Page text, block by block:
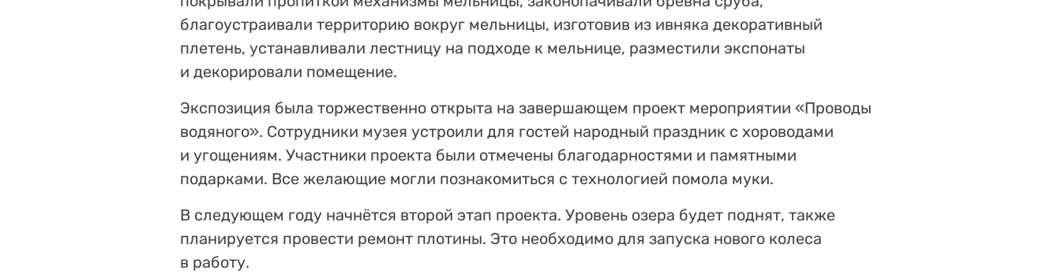
благоустраивали территорию вокруг мельницы, изготовив из ивняка декоративный
плетень, устанавливали лестницу на подходе к мельнице, разместили экспонаты
и декорировали помещение.
Экспозиция была торжественно открыта на завершающем проект мероприятии «Проводы
водяного». Сотрудники музея устроили для гостей народный праздник с хороводами
и угощениям. Участники проекта были отмечены благодарностями и памятными
подарками. Все желающие могли познакомиться с технологией помола муки.
В следующем году начнётся второй этап проекта. Уровень озера будет поднят, также
планируется провести ремонт плотины. Это необходимо для запуска нового колеса
в работу.